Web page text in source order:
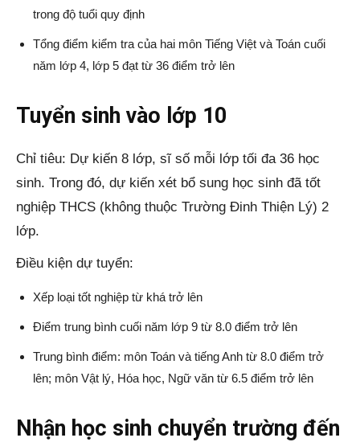
trong độ tuổi quy định
Tổng điểm kiểm tra của hai môn Tiếng Việt và Toán cuối
năm lớp 4, lớp 5 đạt từ 36 điểm trở lên
Tuyển sinh vào lớp 10
Chỉ tiêu: Dự kiến 8 lớp, sĩ số mỗi lớp tối đa 36 học
sinh. Trong đó, dự kiến xét bổ sung học sinh đã tốt
nghiệp THCS (không thuộc Trường Đinh Thiện Lý) 2
lớp.
Điều kiện dự tuyển:
Xếp loại tốt nghiệp từ khá trở lên
Điểm trung bình cuối năm lớp 9 từ 8.0 điểm trở lên
Trung bình điểm: môn Toán và tiếng Anh từ 8.0 điểm trở
lên; môn Vật lý, Hóa học, Ngữ văn từ 6.5 điểm trở lên
Nhận học sinh chuyển trường đến